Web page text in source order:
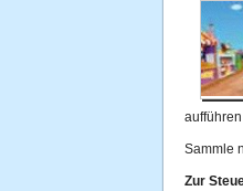
Sammle
Zur